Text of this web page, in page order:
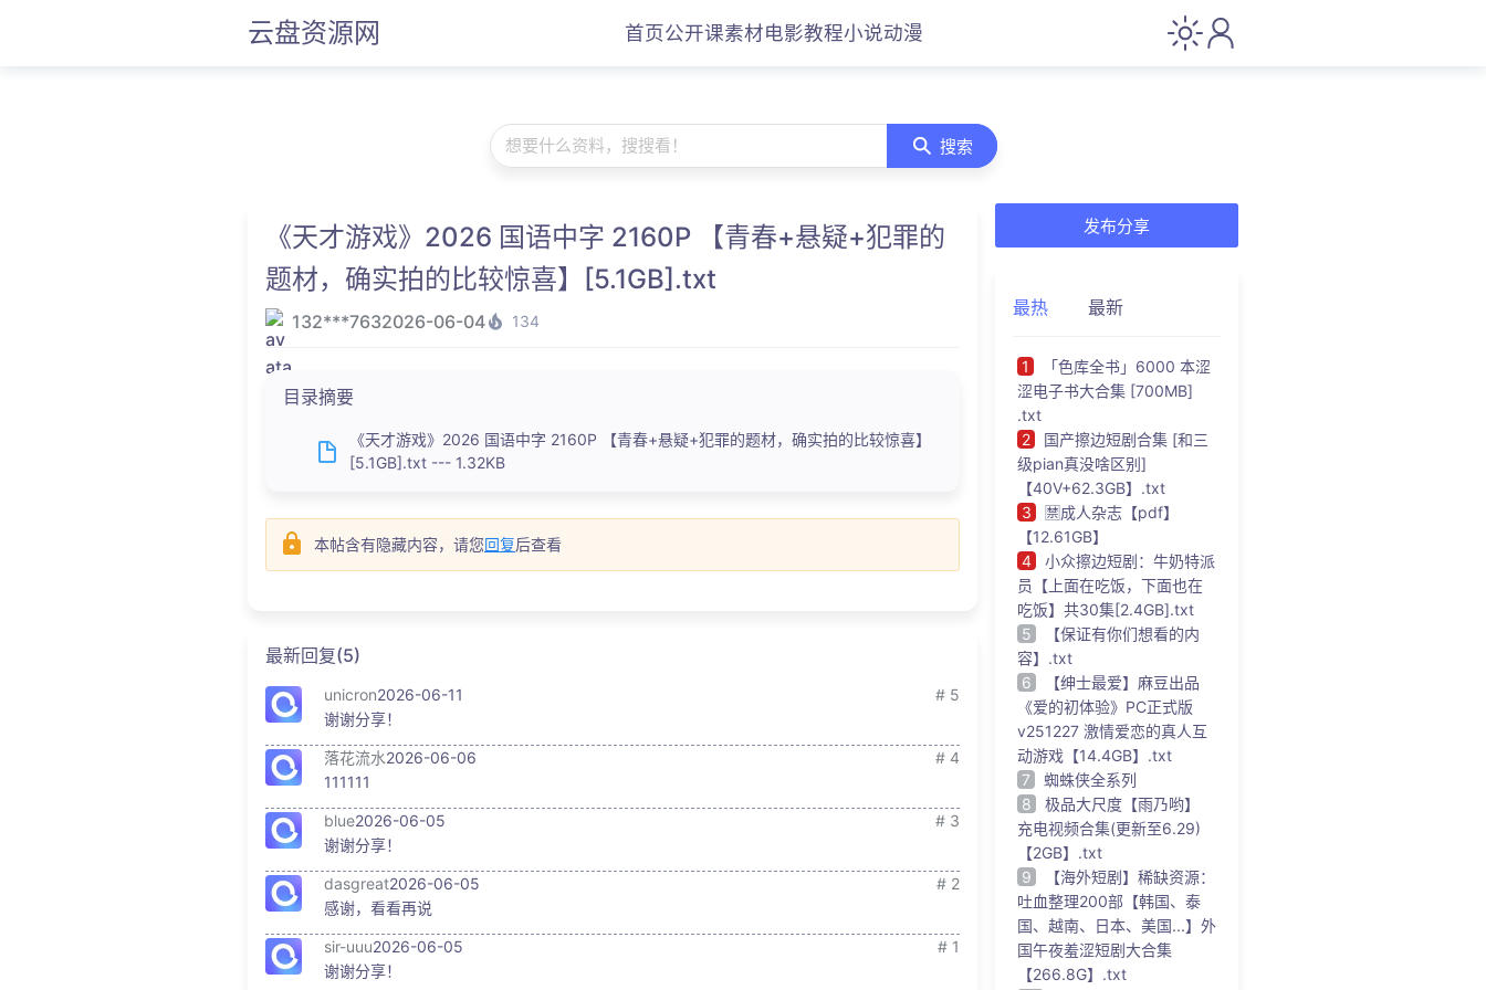
云盘资源网 首页公开课素材电影教程小说动漫
想要什么资料，搜搜看！ 搜索
《天才游戏》2026 国语中字 2160P 【青春+悬疑+犯罪的
题材，确实拍的比较惊喜】[5.1GB].txt
132***7632026-06-04 134
目录摘要
《天才游戏》2026 国语中字 2160P 【青春+悬疑+犯罪的题材，确实拍的比较惊喜】
[5.1GB].txt --- 1.32KB
本帖含有隐藏内容，请您回复后查看
最新回复(5)
unicron2026-06-11
# 5
谢谢分享！
落花流水2026-06-06
# 4
111111
blue2026-06-05
# 3
谢谢分享！
dasgreat2026-06-05
# 2
感谢，看看再说
sir-uuu2026-06-05
# 1
谢谢分享！
发布分享
最热 最新
1
「色库全书」6000 本涩
涩电子书大合集 [700MB]
.txt
2
国产擦边短剧合集 [和三
级pian真没啥区别]
【40V+62.3GB】.txt
3
🈲成人杂志【pdf】
【12.61GB】
4
小众擦边短剧：牛奶特派
员【上面在吃饭，下面也在
吃饭】共30集[2.4GB].txt
5
【保证有你们想看的内
容】.txt
6
【绅士最爱】麻豆出品
《爱的初体验》PC正式版
v251227 激情爱恋的真人互
动游戏【14.4GB】.txt
7
蜘蛛侠全系列
8
极品大尺度【雨乃哟】
充电视频合集(更新至6.29)
【2GB】.txt
9
【海外短剧】稀缺资源：
吐血整理200部【韩国、泰
国、越南、日本、美国...】外
国午夜羞涩短剧大合集
【266.8G】.txt